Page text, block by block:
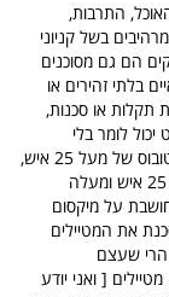
התרבות,
בשל קניוני
הם גם מסוכנים
בלתי זהירים או
תקלות או סכנות,
לומר בלי
להרגיש שאני מגזים, שמי שמוציא טיול מאורגן ליוון באוטובוס של מעל 25 איש,
לוקח סיכון על עצמו [ כמטייל ] ומדריך שלוקח טיול של 25 איש ומעלה
על מיקסום
את המטיילים
הרי שעצם
[ ואני יודע